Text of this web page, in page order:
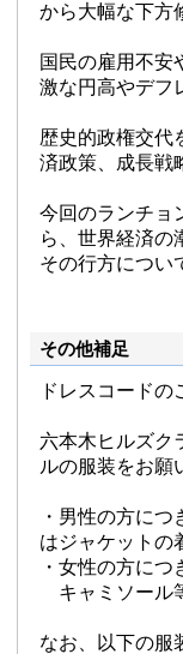
から大幅な下方
国民の雇用不安
激な円高やデフ
歴史的政権交代
済政策、成長戦
今回のランチョ
ら、世界経済の
その行方につい
その他補足
ドレスコードの
六本木ヒルズク
ルの服装をお願
・男性の方に
はジャケットの
・女性の方に
キャミソール
なお、以下の服